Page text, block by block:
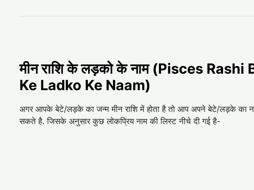
मीन राशि के लड़को के नाम (Pisces
Ke Ladko Ke Naam)
अगर आपके बेटे/लड़के का जन्म मीन राशि में होता है तो आप अपने बेटे/लड़के का
सकते है. जिसके अनुसार कुछ लोकप्रिय नाम की लिस्ट नीचे दी गई है-